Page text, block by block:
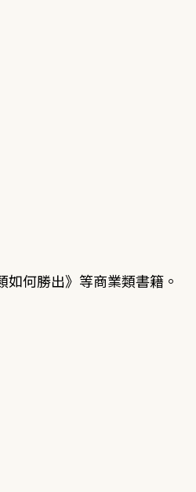
何勝出》等商業類書籍。